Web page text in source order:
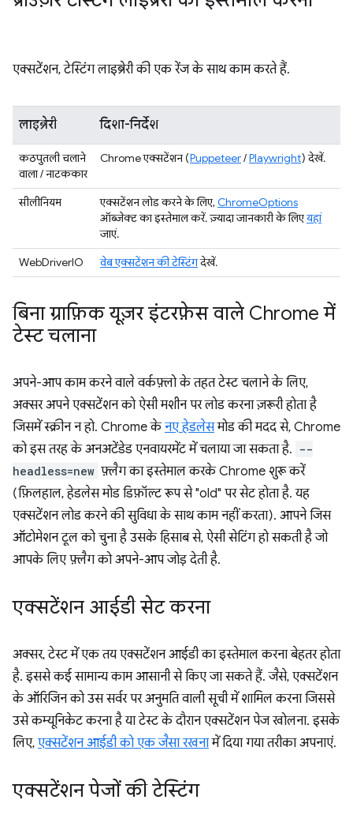
एक्सटेंशन, टेस्टिंग लाइब्रेरी की एक रेंज के साथ काम करते हैं.
लाइब्रेरी दिशा-निर्देश
कठपुतली चलाने
वाला / नाटककार
Chrome एक्सटेंशन (Puppeteer/Playwright) देखें.
सीलीनियम एक्सटेंशन लोड करने के लिए, ChromeOptions
ऑब्जेक्ट का इस्तेमाल करें. ज़्यादा जानकारी के लिएयहां
जाएं.
WebDriverIO
वेब एक्सटेंशन की टेस्टिंगदेखें.
बिना ग्राफ़िक यूज़र इंटरफ़ेस वाले Chrome में
टेस्ट चलाना
अपने-आप काम करने वाले वर्कफ़्लो के तहत टेस्ट चलाने के लिए,
अक्सर अपने एक्सटेंशन को ऐसी मशीन पर लोड करना ज़रूरी होता है
जिसमें स्क्रीन न हो. Chrome केनए हेडलेसमोड की मदद से, Chrome
को इस तरह के अनअटेंडेड एनवायरमेंट में चलाया जा सकता है. --
headless=new फ़्लैग का इस्तेमाल करके Chrome शुरू करें
(फ़िलहाल, हेडलेस मोड डिफ़ॉल्ट रूप से "old" पर सेट होता है. यह
एक्सटेंशन लोड करने की सुविधा के साथ काम नहीं करता). आपने जिस
ऑटोमेशन टूल को चुना है उसके हिसाब से, ऐसी सेटिंग हो सकती है जो
आपके लिए फ़्लैग को अपने-आप जोड़ देती है.
एक्सटेंशन आईडी सेट करना
अक्सर, टेस्ट में एक तय एक्सटेंशन आईडी का इस्तेमाल करना बेहतर होता
है. इससे कई सामान्य काम आसानी से किए जा सकते हैं. जैसे, एक्सटेंशन
के ऑरिजिन को उस सर्वर पर अनुमति वाली सूची में शामिल करना जिससे
उसे कम्यूनिकेट करना है या टेस्ट के दौरान एक्सटेंशन पेज खोलना. इसके
लिए, एक्सटेंशन आईडी को एक जैसा रखनामें दिया गया तरीका अपनाएं.
एक्सटेंशन पेजों की टेस्टिंग